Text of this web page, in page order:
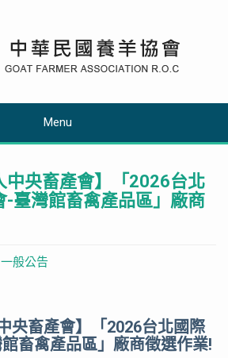
Menu
中央畜產會】「2026台北
-臺灣館畜禽產品區」廠商
一般公告
央畜產會】「2026台北國際
畜禽產品區」廠商徵選作業!